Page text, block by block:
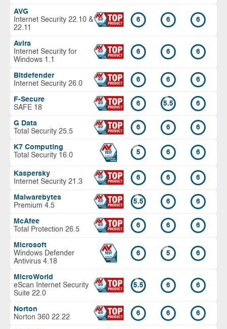
AVG
Internet Security 22.10 &
22.11
6 6 6
Avira
Internet Security for
Windows 1.1
6 6 6
Bitdefender
Internet Security 26.0
6 6 6
F-Secure
SAFE 18
6 5.5 6
G Data
Total Security 25.5
6 6 6
K7 Computing
Total Security 16.0
5 6 6
Kaspersky
Internet Security 21.3
6 6 6
Malwarebytes
Premium 4.5
5.5 6 6
McAfee
Total Protection 26.5
6 6 6
Microsoft
Windows Defender
Antivirus 4.18
6 5 6
MicroWorld
eScan Internet Security
Suite 22.0
5.5 6 6
Norton
Norton 360 22.22
6 6 6